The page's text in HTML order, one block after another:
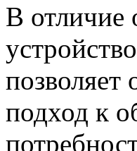
В отличие
позволяет
подход к